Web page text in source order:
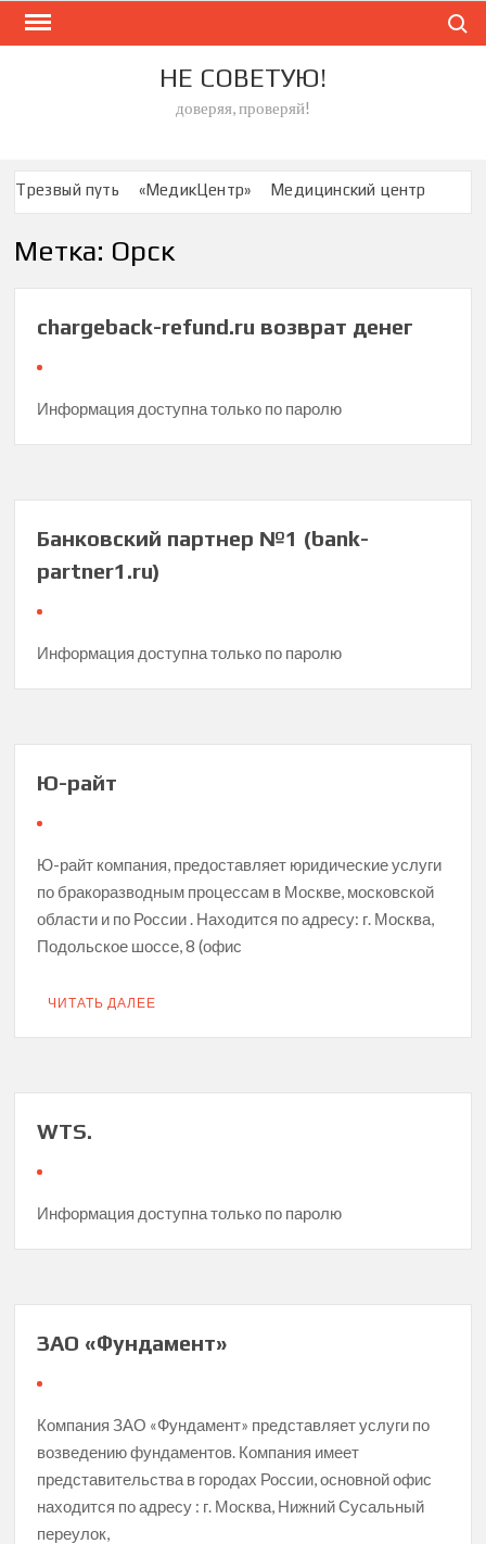
Skip
НЕ СОВЕТУЮ!
доверяя, проверяй!
Трезвый путь «МедикЦентр»
Медицинский центр
Специализированный Центр по лечению асептического
некроза
Сеть стоматологических клиник “Дантистъ”
Метка: Орск
chargeback-refund.ru возврат денег
Информация доступна только по паролю
Банковский партнер №1 (bank-
partner1.ru)
Информация доступна только по паролю
Ю-райт
Ю-райт компания, предоставляет юридические услуги
по бракоразводным процессам в Москве, московской
области и по России . Находится по адресу: г. Москва,
Подольское шоссе, 8 (офис
ЧИТАТЬ ДАЛЕЕ
WTS.
Информация доступна только по паролю
ЗАО «Фундамент»
Компания ЗАО «Фундамент» представляет услуги по
возведению фундаментов. Компания имеет
представительства в городах России, основной офис
находится по адресу : г. Москва, Нижний Сусальный
переулок,